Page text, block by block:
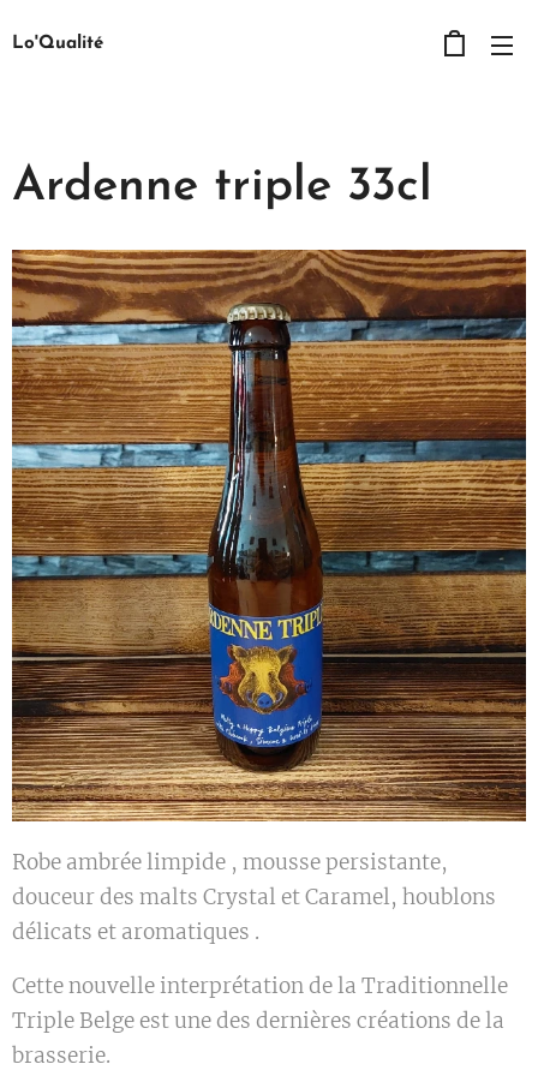
Lo'Qualité
Ardenne triple 33cl
Robe ambrée limpide , mousse persistante,
douceur des malts Crystal et Caramel, houblons
délicats et aromatiques .
Cette nouvelle interprétation de la Traditionnelle
Triple Belge est une des dernières créations de la
brasserie.